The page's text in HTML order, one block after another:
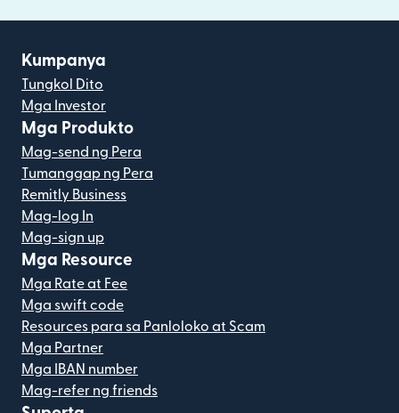
Kumpanya
Tungkol Dito
Mga Investor
Mga Produkto
Mag-send ng Pera
Tumanggap ng Pera
Remitly Business
Mag-log In
Mag-sign up
Mga Resource
Mga Rate at Fee
Mga swift code
Resources para sa Panloloko at Scam
Mga Partner
Mga IBAN number
Mag-refer ng friends